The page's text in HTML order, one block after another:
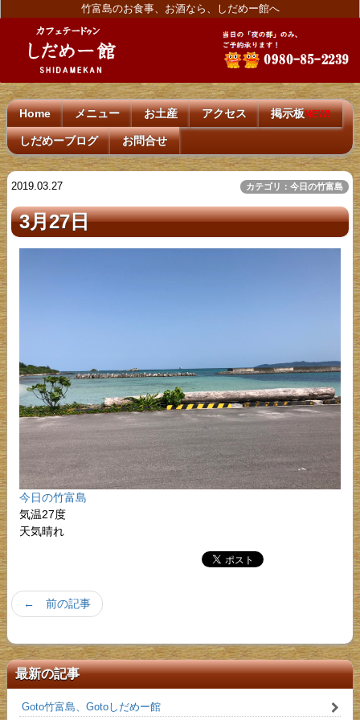
竹富島のお食事、お酒なら、しだめー館へ
Home メニュー お土産 アクセス 掲示板NEW!
しだめーブログ お問合せ
2019.03.27 カテゴリ：今日の竹富島
3月27日
今日の竹富島
気温27度
天気晴れ
← 前の記事
最新の記事
Goto竹富島、Gotoしだめー館